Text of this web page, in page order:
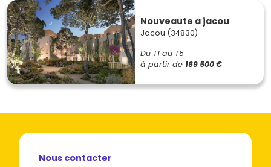
Nouveaute a jacou
Jacou (34830)
Du T1 au T5
à partir de 169 500 €
Nous contacter